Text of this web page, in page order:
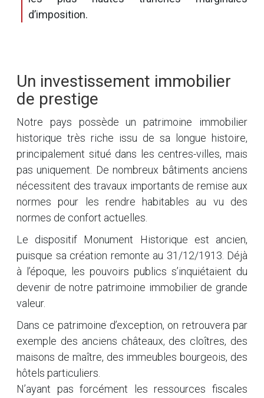
d’imposition.
Un investissement immobilier
de prestige
Notre pays possède un patrimoine immobilier
historique très riche issu de sa longue histoire,
principalement situé dans les centres-villes, mais
pas uniquement. De nombreux bâtiments anciens
nécessitent des travaux importants de remise aux
normes pour les rendre habitables au vu des
normes de confort actuelles.
Le dispositif Monument Historique est ancien,
puisque sa création remonte au 31/12/1913. Déjà
à l’époque, les pouvoirs publics s’inquiétaient du
devenir de notre patrimoine immobilier de grande
valeur.
Dans ce patrimoine d’exception, on retrouvera par
exemple des anciens châteaux, des cloîtres, des
maisons de maître, des immeubles bourgeois, des
hôtels particuliers.
N’ayant pas forcément les ressources fiscales